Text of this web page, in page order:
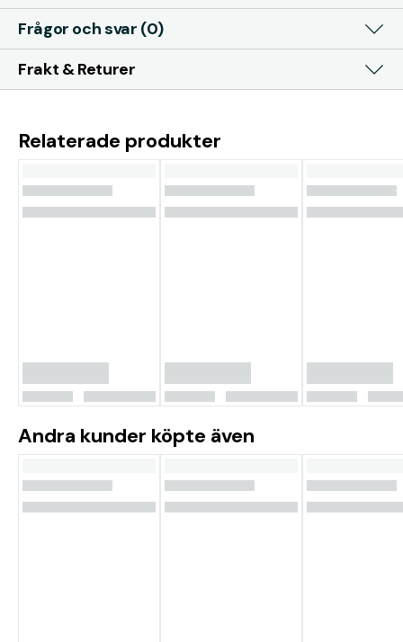
Frågor och svar (0)
Frakt & Returer
Relaterade produkter
Andra kunder köpte även